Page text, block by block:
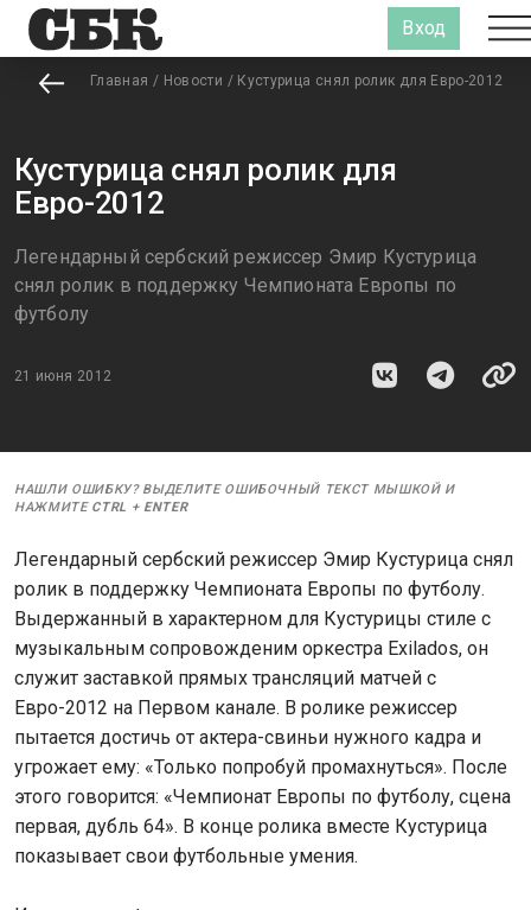
Вход
Главная / Новости / Кустурица снял ролик для Евро-2012
Кустурица снял ролик для
Евро-2012
Легендарный сербский режиссер Эмир Кустурица
снял ролик в поддержку Чемпионата Европы по
футболу
21 июня 2012
НАШЛИ ОШИБКУ? ВЫДЕЛИТЕ ОШИБОЧНЫЙ ТЕКСТ МЫШКОЙ И
НАЖМИТЕ CTRL + ENTER
Легендарный сербский режиссер Эмир Кустурица снял
ролик в поддержку Чемпионата Европы по футболу.
Выдержанный в характерном для Кустурицы стиле с
музыкальным сопровожденим оркестра Exilados, он
служит заставкой прямых трансляций матчей с
Евро-2012 на Первом канале. В ролике режиссер
пытается достичь от актера-свиньи нужного кадра и
угрожает ему: «Только попробуй промахнуться». После
этого говорится: «Чемпионат Европы по футболу, сцена
первая, дубль 64». В конце ролика вместе Кустурица
показывает свои футбольные умения.